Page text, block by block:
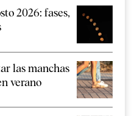
2026: fases,
las manchas
verano